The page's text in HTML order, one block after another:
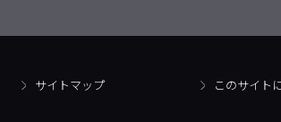
サイトマップ このサイト